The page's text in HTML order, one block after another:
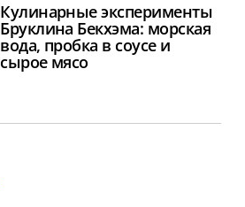
Кулинарные эксперименты
Бруклина Бекхэма: морская
вода, пробка в соусе и
сырое мясо